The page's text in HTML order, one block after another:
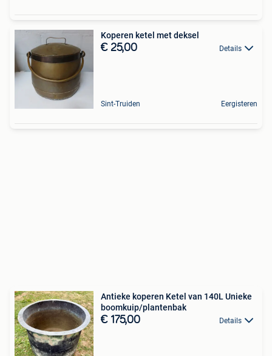
Koperen ketel met deksel
€ 25,00 Details
Sint-Truiden Eergisteren
Antieke koperen Ketel van 140L Unieke
boomkuip/plantenbak
€ 175,00 Details